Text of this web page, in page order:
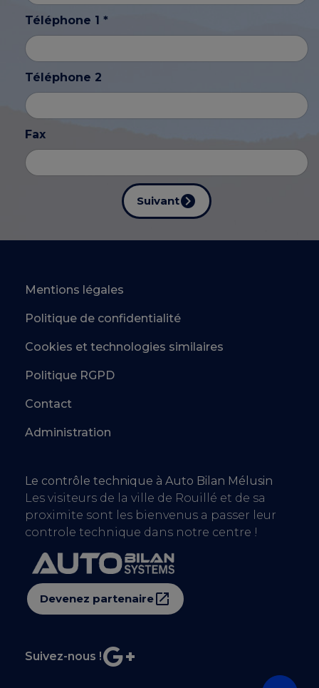
Téléphone 1 *
Téléphone 2
Fax
Suivant
Mentions légales
Politique de confidentialité
Cookies et technologies similaires
Politique RGPD
Contact
Administration
Le contrôle technique à Auto Bilan Mélusin
Les visiteurs de la ville de Rouillé et de sa
proximite sont les bienvenus a passer leur
controle technique dans notre centre !
Devenez partenaire
Suivez-nous !